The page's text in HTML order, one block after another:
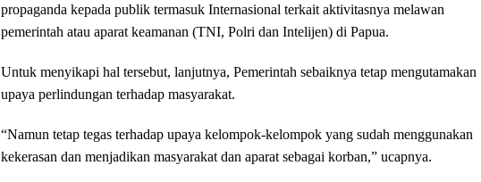
propaganda kepada publik termasuk Internasional terkait aktivitasnya melawan
pemerintah atau aparat keamanan (TNI, Polri dan Intelijen) di Papua.
Untuk menyikapi hal tersebut, lanjutnya, Pemerintah sebaiknya tetap mengutamakan
upaya perlindungan terhadap masyarakat.
“Namun tetap tegas terhadap upaya kelompok-kelompok yang sudah menggunakan
kekerasan dan menjadikan masyarakat dan aparat sebagai korban,” ucapnya.